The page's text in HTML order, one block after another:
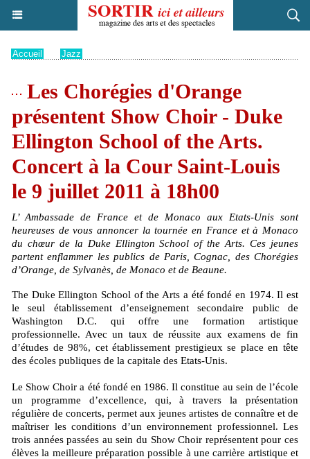
Accueil Jazz
Les Chorégies d'Orange
présentent Show Choir - Duke
Ellington School of the Arts.
Concert à la Cour Saint-Louis
le 9 juillet 2011 à 18h00
L’ Ambassade de France et de Monaco aux Etats-Unis sont
heureuses de vous annoncer la tournée en France et à Monaco
du chœur de la Duke Ellington School of the Arts. Ces jeunes
partent enflammer les publics de Paris, Cognac, des Chorégies
d’Orange, de Sylvanès, de Monaco et de Beaune.
The Duke Ellington School of the Arts a été fondé en 1974. Il est
le seul établissement d’enseignement secondaire public de
Washington D.C. qui offre une formation artistique
professionnelle. Avec un taux de réussite aux examens de fin
d’études de 98%, cet établissement prestigieux se place en tête
des écoles publiques de la capitale des Etats-Unis.
Le Show Choir a été fondé en 1986. Il constitue au sein de l’école
un programme d’excellence, qui, à travers la présentation
régulière de concerts, permet aux jeunes artistes de connaître et de
maîtriser les conditions d’un environnement professionnel. Les
trois années passées au sein du Show Choir représentent pour ces
élèves la meilleure préparation possible à une carrière artistique et